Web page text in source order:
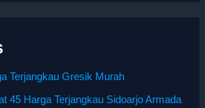
Terjangkau Gresik Murah
45 Harga Terjangkau Sidoarjo Armada